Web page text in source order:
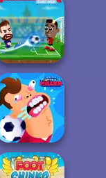
World Cup
Penalty
Football Masters